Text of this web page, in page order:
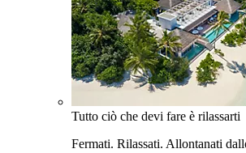
Tutto ciò che devi fare è rilassarti
Fermati. Rilassati. Allontanati